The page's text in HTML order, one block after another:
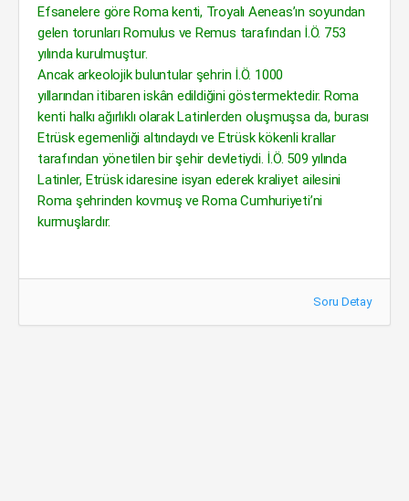
Efsanelere göre Roma kenti, Troyalı Aeneas’ın soyundan
gelen torunları Romulus ve Remus tarafından İ.Ö. 753
yılında kurulmuştur.
Ancak arkeolojik buluntular şehrin İ.Ö. 1000
yıllarından itibaren iskân edildiğini göstermektedir. Roma
kenti halkı ağırlıklı olarak Latinlerden oluşmuşsa da, burası
Etrüsk egemenliği altındaydı ve Etrüsk kökenli krallar
tarafından yönetilen bir şehir devletiydi. İ.Ö. 509 yılında
Latinler, Etrüsk idaresine isyan ederek kraliyet ailesini
Roma şehrinden kovmuş ve Roma Cumhuriyeti’ni
kurmuşlardır.
Soru Detay